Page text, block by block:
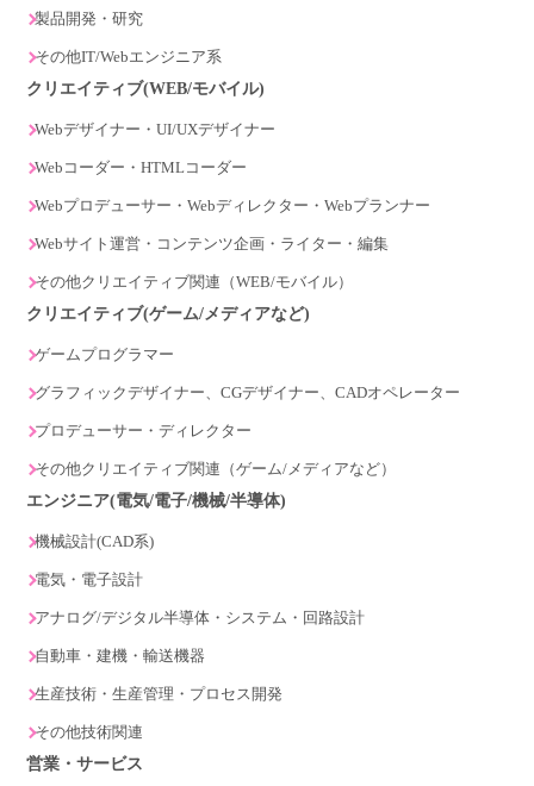
製品開発・研究
その他IT/Webエンジニア系
クリエイティブ(WEB/モバイル)
Webデザイナー・UI/UXデザイナー
Webコーダー・HTMLコーダー
Webプロデューサー・Webディレクター・Webプランナー
Webサイト運営・コンテンツ企画・ライター・編集
その他クリエイティブ関連（WEB/モバイル）
クリエイティブ(ゲーム/メディアなど)
ゲームプログラマー
グラフィックデザイナー、CGデザイナー、CADオペレーター
プロデューサー・ディレクター
その他クリエイティブ関連（ゲーム/メディアなど）
エンジニア(電気/電子/機械/半導体)
機械設計(CAD系)
電気・電子設計
アナログ/デジタル半導体・システム・回路設計
自動車・建機・輸送機器
生産技術・生産管理・プロセス開発
その他技術関連
営業・サービス